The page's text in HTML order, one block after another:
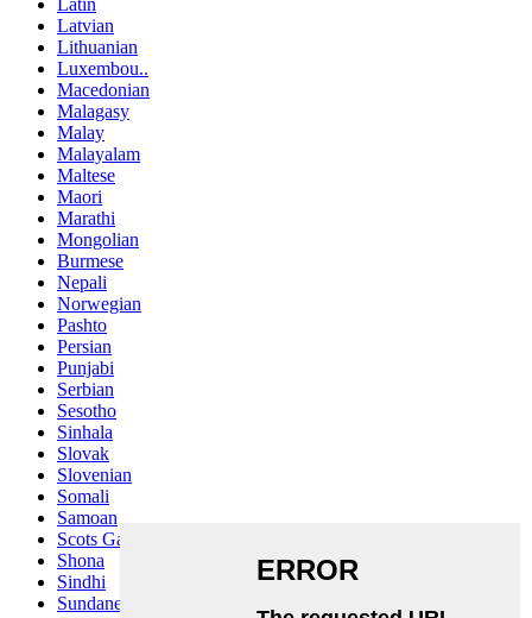
Latvian
Lithuanian
Luxembou..
Macedonian
Malagasy
Malay
Malayalam
Maltese
Maori
Marathi
Mongolian
Burmese
Nepali
Norwegian
Pashto
Persian
Punjabi
Serbian
Sesotho
Sinhala
Slovak
Slovenian
Somali
Samoan
Scots Gaelic
Shona
Sindhi
Sundanese